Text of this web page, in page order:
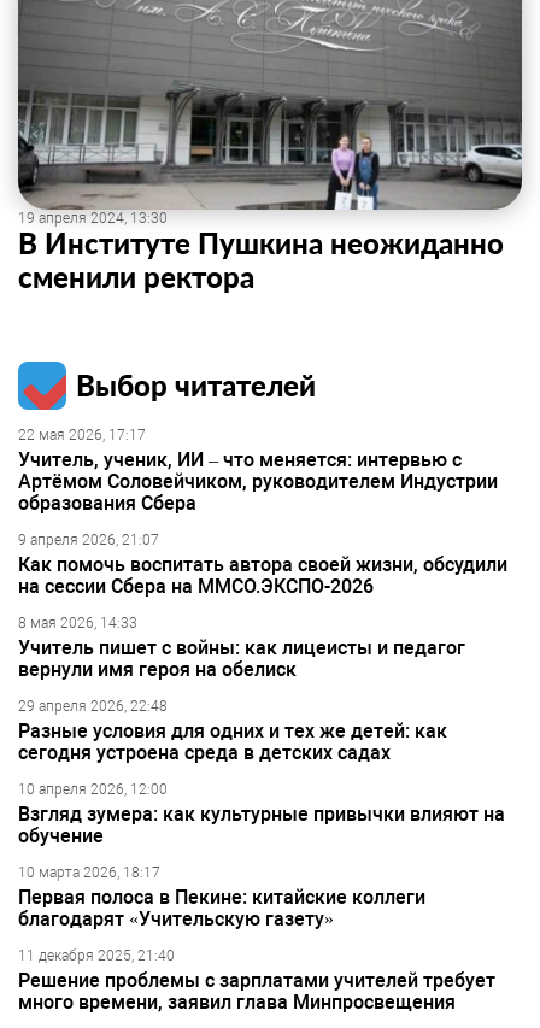
19 апреля 2024, 13:30
В Институте Пушкина неожиданно
сменили ректора
Выбор читателей
22 мая 2026, 17:17
Учитель, ученик, ИИ – что меняется: интервью с
Артёмом Соловейчиком, руководителем Индустрии
образования Сбера
9 апреля 2026, 21:07
Как помочь воспитать автора своей жизни, обсудили
на сессии Сбера на ММСО.ЭКСПО-2026
8 мая 2026, 14:33
Учитель пишет с войны: как лицеисты и педагог
вернули имя героя на обелиск
29 апреля 2026, 22:48
Разные условия для одних и тех же детей: как
сегодня устроена среда в детских садах
10 апреля 2026, 12:00
Взгляд зумера: как культурные привычки влияют на
обучение
10 марта 2026, 18:17
Первая полоса в Пекине: китайские коллеги
благодарят «Учительскую газету»
11 декабря 2025, 21:40
Решение проблемы с зарплатами учителей требует
много времени, заявил глава Минпросвещения